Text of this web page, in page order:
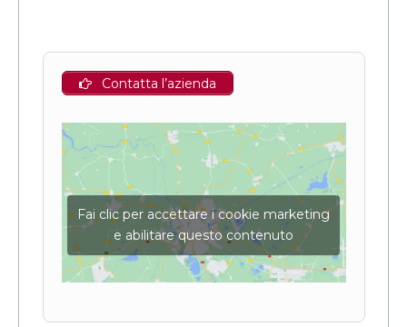
Contatta l’azienda
Fai clic per accettare i cookie marketing
e abilitare questo contenuto